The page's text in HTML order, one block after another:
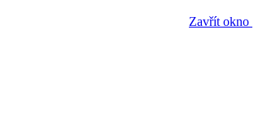
Zavřít okno